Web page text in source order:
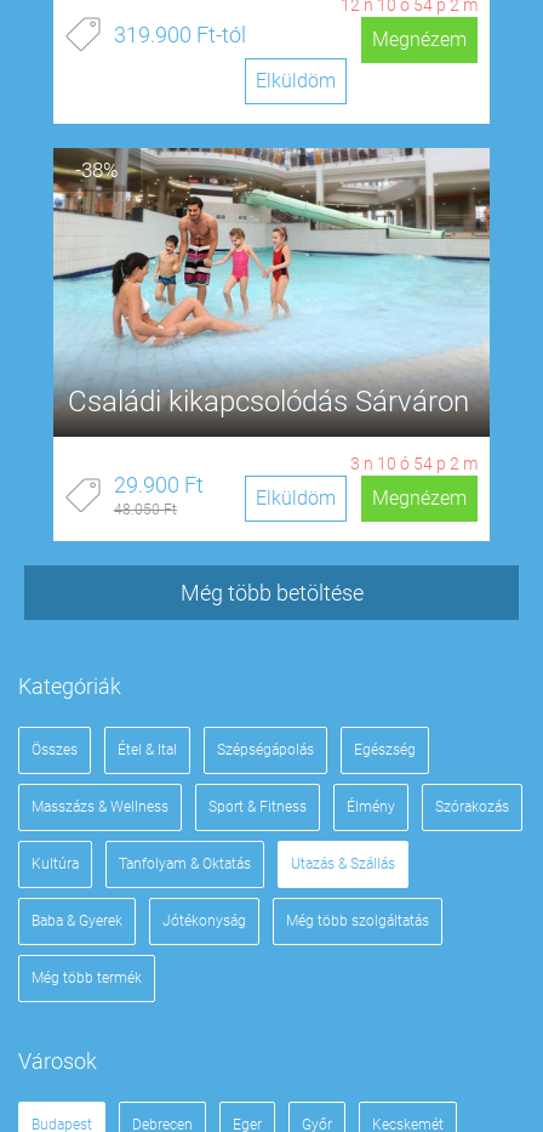
12 n 10 ó 54 p 1 m
319.900 Ft-tól
Megnézem
Elküldöm
-38%
Családi kikapcsolódás Sárváron
3 n 10 ó 54 p 1 m
29.900 Ft
48.050 Ft Megnézem
Elküldöm
Még több betöltése
Kategóriák
Összes Étel & Ital Szépségápolás Egészség
Masszázs & Wellness Sport & Fitness Élmény Szórakozás
Kultúra Tanfolyam & Oktatás Utazás & Szállás
Baba & Gyerek Jótékonyság Még több szolgáltatás
Még több termék
Városok
Budapest Debrecen Eger Győr Kecskemét